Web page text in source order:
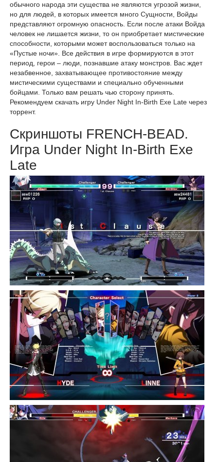
обычного народа эти существа не являются угрозой жизни,
но для людей, в которых имеется много Сущности, Войды
представляют огромную опасность. Если после атаки Войда
человек не лишается жизни, то он приобретает мистические
способности, которыми может воспользоваться только на
«Пустые ночи». Все действия в игре формируются в этот
период, герои – люди, познавшие атаку монстров. Вас ждет
незабвенное, захватывающее противостояние между
мистическими существами и специально обученными
бойцами. Только вам решать чью сторону принять.
Рекомендуем скачать игру Under Night In-Birth Exe Late через
торрент.
Скриншоты FRENCH-BEAD.
Игра Under Night In-Birth Exe
Late